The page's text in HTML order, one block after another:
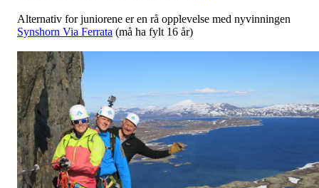
Alternativ for juniorene er en rå opplevelse med nyvinningen
Synshorn Via Ferrata (må ha fylt 16 år)